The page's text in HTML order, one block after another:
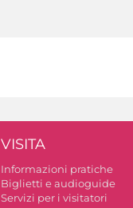
VISITA
Informazioni pratiche
Biglietti e audioguide
Servizi per i visitatori